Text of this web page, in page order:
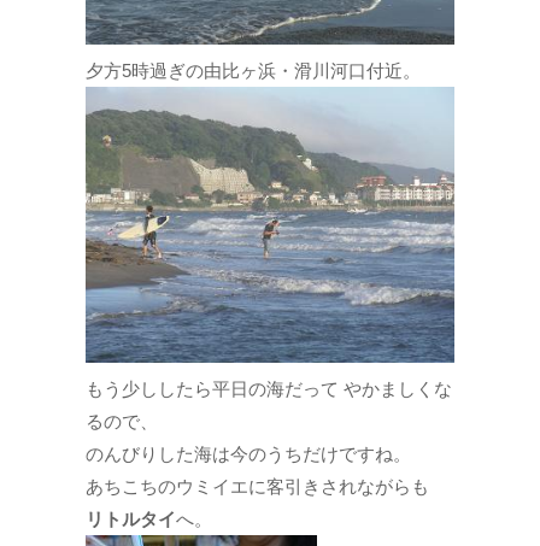
夕方5時過ぎの由比ヶ浜・滑川河口付近。
もう少ししたら平日の海だって やかましくな
るので、
のんびりした海は今のうちだけですね。
あちこちのウミイエに客引きされながらも
リトルタイへ。